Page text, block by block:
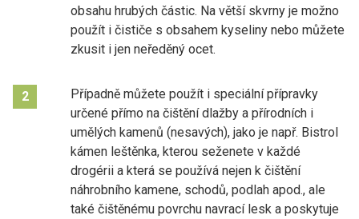
obsahu hrubých částic. Na větší skvrny je možno
použít i čističe s obsahem kyseliny nebo můžete
zkusit i jen neředěný ocet.
2
Případně můžete použít i speciální přípravky
určené přímo na čištění dlažby a přírodních i
umělých kamenů (nesavých), jako je např. Bistrol
kámen leštěnka, kterou seženete v každé
drogérii a která se používá nejen k čištění
náhrobního kamene, schodů, podlah apod., ale
také čištěnému povrchu navrací lesk a poskytuje